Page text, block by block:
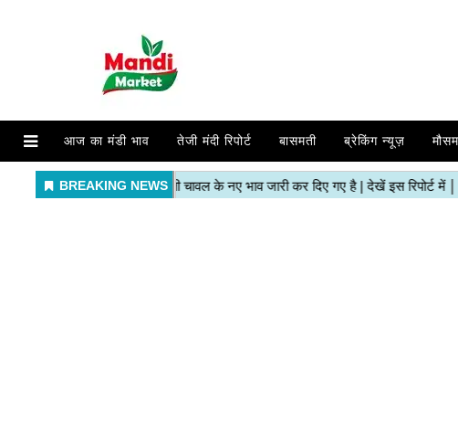
आज का मंडी भाव तेजी मंदी रिपोर्ट बासमती ब्रेकिंग न्यूज़